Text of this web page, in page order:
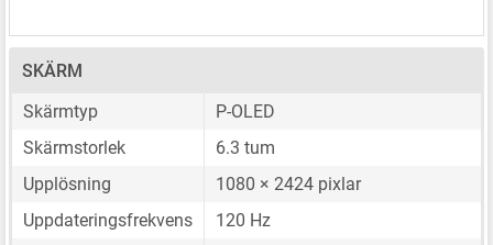
SKÄRM
Skärmtyp
P-OLED
Skärmstorlek
6.3 tum
Upplösning
1080 × 2424 pixlar
Uppdateringsfrekvens
120 Hz